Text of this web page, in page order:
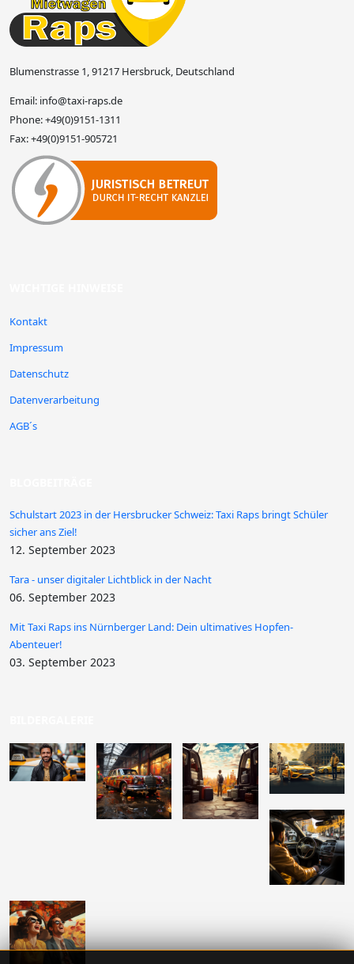
Blumenstrasse 1, 91217 Hersbruck, Deutschland
Email: info@taxi-raps.de
Phone:+49(0)9151-1311
Fax:+49(0)9151-905721
Kontakt
Impressum
Datenschutz
Datenverarbeitung
AGB´s
Schulstart 2023 in der Hersbrucker Schweiz: Taxi Raps bringt Schüler
sicher ans Ziel!
12. September 2023
Tara - unser digitaler Lichtblick in der Nacht
06. September 2023
Mit Taxi Raps ins Nürnberger Land: Dein ultimatives Hopfen-
Abenteuer!
03. September 2023